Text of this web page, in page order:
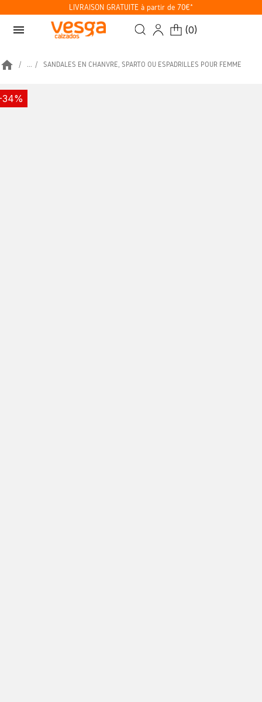
LIVRAISON GRATUITE à partir de 70€*
menu (0)
home ... SANDALES EN CHANVRE, SPARTO OU ESPADRILLES POUR FEMME